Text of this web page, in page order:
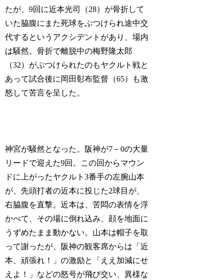
たが、9回に近本光司（28）が骨折して
いた脇腹にまた死球をぶつけられ途中交
代するというアクシデントがあり、場内
は騒然。骨折で離脱中の梅野隆太郎
（32）がぶつけられたのもヤクルト戦と
あって試合後に岡田彰布監督（65）も激
怒して苦言を呈した。
神宮が騒然となった。阪神が7－0の大量
リードで迎えた9回。この回からマウン
ドに上がったヤクルト3番手の左腕山本
が、先頭打者の近本に投じた2球目が、
右脇腹を直撃。近本は、苦悶の表情を浮
かべて、その場に倒れ込み、顔を地面に
うずめたまま動かない。山本は帽子を取
って謝ったが、阪神の観客席からは「近
本、頑張れ！」の激励と「ええ加減にせ
えよ！」などの怒号が飛び交い、異様な